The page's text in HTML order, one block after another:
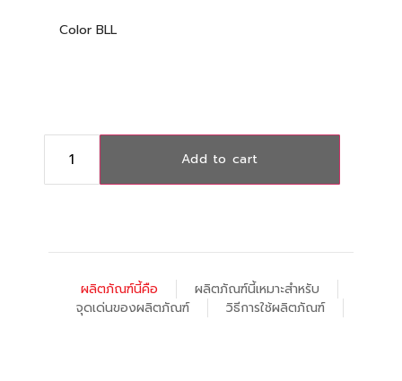
Color BLL
Add to cart
ผลิตภัณฑ์นี้คือ
ผลิตภัณฑ์นี้เหมาะสำหรับ
จุดเด่นของผลิตภัณฑ์
วิธีการใช้ผลิตภัณฑ์